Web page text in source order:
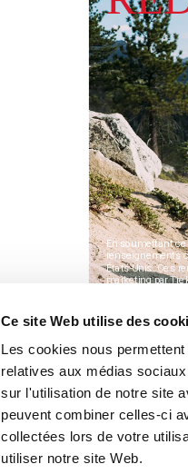
Ce site Web utilise des
Les cookies nous
relatives aux médias
sur l'utilisation de notre site
peuvent combiner celles-ci
collectées lors de votre
utiliser notre site Web.